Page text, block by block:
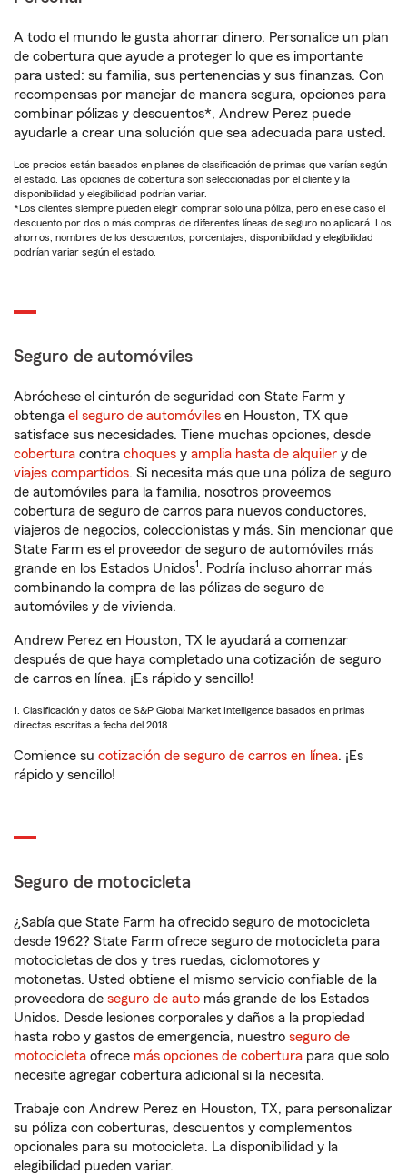
A todo el mundo le gusta ahorrar dinero. Personalice un plan
de cobertura que ayude a proteger lo que es importante
para usted: su familia, sus pertenencias y sus finanzas. Con
recompensas por manejar de manera segura, opciones para
combinar pólizas y descuentos*, Andrew Perez puede
ayudarle a crear una solución que sea adecuada para usted.
Los precios están basados en planes de clasificación de primas que varían según
el estado. Las opciones de cobertura son seleccionadas por el cliente y la
disponibilidad y elegibilidad podrían variar.
*Los clientes siempre pueden elegir comprar solo una póliza, pero en ese caso el
descuento por dos o más compras de diferentes líneas de seguro no aplicará. Los
ahorros, nombres de los descuentos, porcentajes, disponibilidad y elegibilidad
podrían variar según el estado.
Seguro de automóviles
Abróchese el cinturón de seguridad con State Farm y
obtenga el seguro de automóviles en Houston, TX que
satisface sus necesidades. Tiene muchas opciones, desde
cobertura contra choques y amplia hasta de alquiler y de
viajes compartidos. Si necesita más que una póliza de seguro
de automóviles para la familia, nosotros proveemos
cobertura de seguro de carros para nuevos conductores,
viajeros de negocios, coleccionistas y más. Sin mencionar que
State Farm es el proveedor de seguro de automóviles más
grande en los Estados Unidos1. Podría incluso ahorrar más
combinando la compra de las pólizas de seguro de
automóviles y de vivienda.
Andrew Perez en Houston, TX le ayudará a comenzar
después de que haya completado una cotización de seguro
de carros en línea. ¡Es rápido y sencillo!
1. Clasificación y datos de S&P Global Market Intelligence basados en primas
directas escritas a fecha del 2018.
Comience su cotización de seguro de carros en línea. ¡Es
rápido y sencillo!
Seguro de motocicleta
¿Sabía que State Farm ha ofrecido seguro de motocicleta
desde 1962? State Farm ofrece seguro de motocicleta para
motocicletas de dos y tres ruedas, ciclomotores y
motonetas. Usted obtiene el mismo servicio confiable de la
proveedora de seguro de auto más grande de los Estados
Unidos. Desde lesiones corporales y daños a la propiedad
hasta robo y gastos de emergencia, nuestro seguro de
motocicleta ofrece más opciones de cobertura para que solo
necesite agregar cobertura adicional si la necesita.
Trabaje con Andrew Perez en Houston, TX, para personalizar
su póliza con coberturas, descuentos y complementos
opcionales para su motocicleta. La disponibilidad y la
elegibilidad pueden variar.